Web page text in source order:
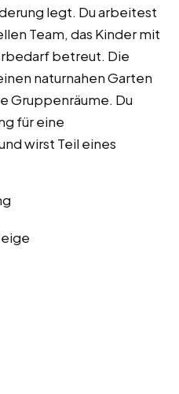
legt. Du arbeitest
Team, das Kinder mit
betreut. Die
naturnahen Garten
Gruppenräume. Du
für eine
wirst Teil eines